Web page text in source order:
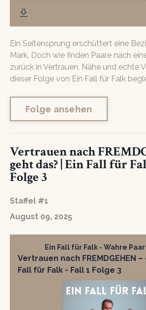
Ein Seitensprung erschüttert eine
Mark. Doch wie finden Paare nach
zurück in Vertrauen, Nähe und echte
dieser Folge von Ein Fall für Falk
Folge ansehen
Vertrauen nach
geht das? | Ein Fall für
Folge 3
Staffel #1
August 09, 2025